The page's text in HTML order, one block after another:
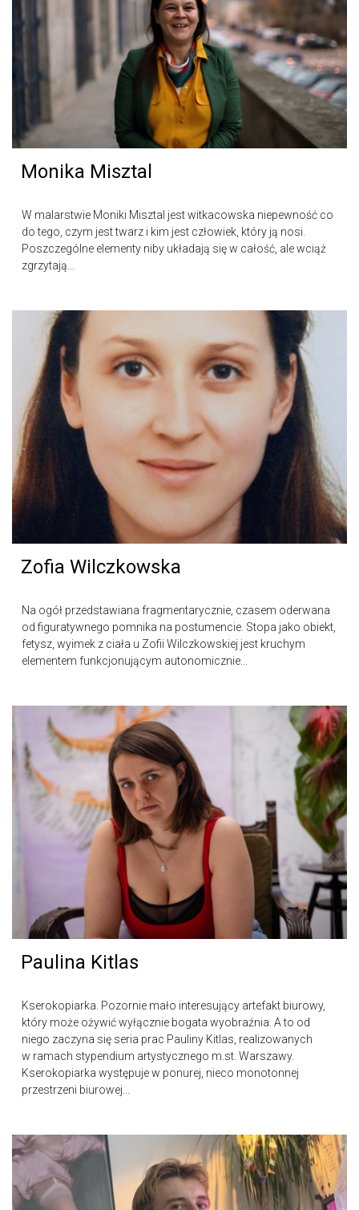
Monika Misztal
W malarstwie Moniki Misztal jest witkacowska niepewność co
do tego, czym jest twarz i kim jest człowiek, który ją nosi.
Poszczególne elementy niby układają się w całość, ale wciąż
zgrzytają...
Zofia Wilczkowska
Na ogół przedstawiana fragmentarycznie, czasem oderwana
od figuratywnego pomnika na postumencie. Stopa jako obiekt,
fetysz, wyimek z ciała u Zofii Wilczkowskiej jest kruchym
elementem funkcjonującym autonomicznie...
Paulina Kitlas
Kserokopiarka. Pozornie mało interesujący artefakt biurowy,
który może ożywić wyłącznie bogata wyobraźnia. A to od
niego zaczyna się seria prac Pauliny Kitlas, realizowanych
w ramach stypendium artystycznego m.st. Warszawy.
Kserokopiarka występuje w ponurej, nieco monotonnej
przestrzeni biurowej...